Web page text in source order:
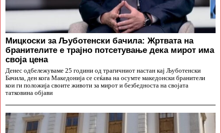
Мицкоски за Љуботенски бачила: Жртвата на
бранителите е трајно потсетување дека мирот има
своја цена
Денес одбележуваме 25 години од трагичниот настан кај Љуботенски
Бачила, ден кога Македонија се сеќава на осумте македонски бранители
кои ги положија своите животи за мирот и безбедноста на својата
татковина објави